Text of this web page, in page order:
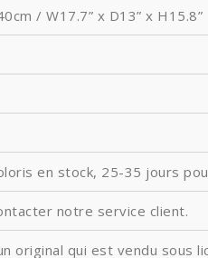
/ W17.7” x D13” x H15.8”
en stock, 25-35 jours
notre service client.
original qui est vendu sous